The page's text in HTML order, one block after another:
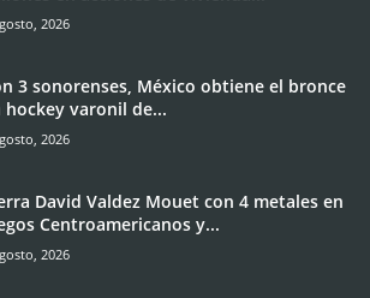
2026
3 sonorenses, México obtiene el bronce
hockey varonil de...
2026
David Valdez Mouet con 4 metales en
Centroamericanos y...
2026